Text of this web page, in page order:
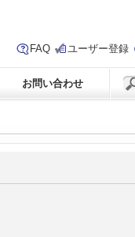
FAQ ユーザー登録
お問い合わせ